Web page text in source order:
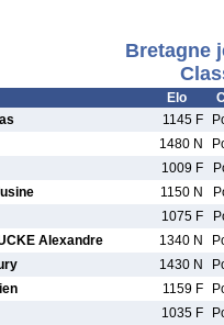
Bretagne
Elo
1145 F
1480 N
1009 F
1150 N
1075 F
Alexandre 1340 N
1430 N
1159 F
1035 F